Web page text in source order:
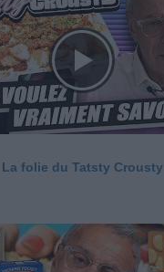
La folie du Tatsty Crousty